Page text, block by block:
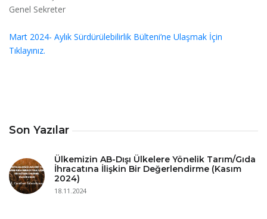
Son Yazılar
Ülkemizin AB-Dışı Ülkelere Yönelik Tarım/Gıda
İhracatına İlişkin Bir Değerlendirme (Kasım
2024)
18.11.2024
Genel Sekreter
Mart 2024- Aylık Sürdürülebilirlik Bülteni’ne Ulaşmak İçin
Tıklayınız.